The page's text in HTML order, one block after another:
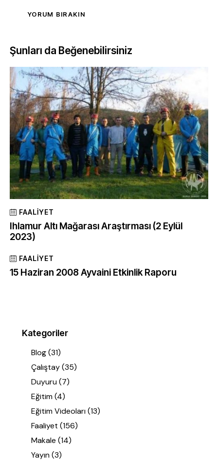
Şunları da Beğenebilirsiniz
FAALIYET
Ihlamur Altı Mağarası Araştırması (2 Eylül
2023)
FAALIYET
15 Haziran 2008 Ayvaini Etkinlik Raporu
Kategoriler
Blog(31)
Çalıştay(35)
Duyuru(7)
Eğitim(4)
Eğitim Videoları(13)
Faaliyet (156)
Makale (14)
Yayın(3)